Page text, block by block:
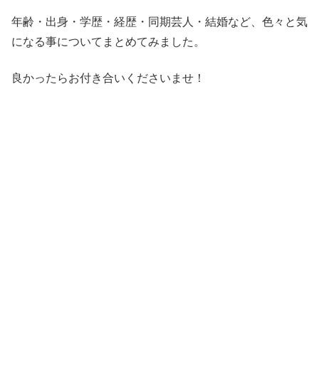
年齢・出身・学歴・経歴・同期芸人・結婚など、色々と気
になる事についてまとめてみました。
良かったらお付き合いくださいませ！